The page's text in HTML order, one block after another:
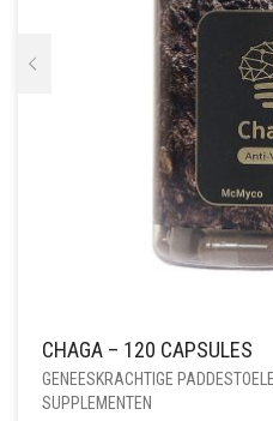
CHAGA – 120 CAPSULES
GENEESKRACHTIGE
SUPPLEMENTEN